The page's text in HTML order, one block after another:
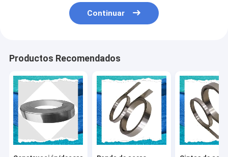
Continuar
Productos Recomendados